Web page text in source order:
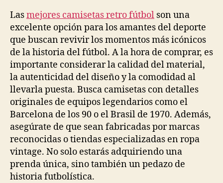
Lasmejores camisetas retro fútbol son una
excelente opción para los amantes del deporte
que buscan revivir los momentos más icónicos
de la historia del fútbol. A la hora de comprar, es
importante considerar la calidad del material,
la autenticidad del diseño y la comodidad al
llevarla puesta. Busca camisetas con detalles
originales de equipos legendarios como el
Barcelona de los 90 o el Brasil de 1970. Además,
asegúrate de que sean fabricadas por marcas
reconocidas o tiendas especializadas en ropa
vintage. No solo estarás adquiriendo una
prenda única, sino también un pedazo de
historia futbolística.